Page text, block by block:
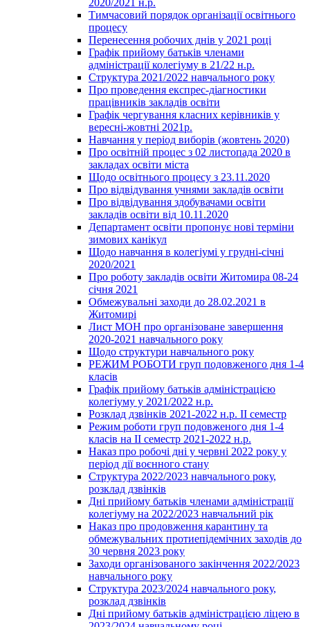
2020/2021 н.р.
Тимчасовий порядок організації освітнього
процесу
Перенесення робочих днів у 2021 році
Графік прийому батьків членами
адміністрації колегіуму в 21/22 н.р.
Структура 2021/2022 навчального року
Про проведення експрес-діагностики
працівників закладів освіти
Графік чергування класних керівників у
вересні-жовтні 2021р.
Навчання у період виборів (жовтень 2020)
Про освітній процес з 02 листопада 2020 в
закладах освіти міста
Щодо освітнього процесу з 23.11.2020
Про відвідування учнями закладів освіти
Про відвідування здобувачами освіти
закладів освіти від 10.11.2020
Департамент освіти пропонує нові терміни
зимових канікул
Щодо навчання в колегіумі у грудні-січні
2020/2021
Про роботу закладів освіти Житомира 08-24
січня 2021
Обмежувальні заходи до 28.02.2021 в
Житомирі
Лист МОН про організоване завершення
2020-2021 навчального року
Щодо структури навчального року
РЕЖИМ РОБОТИ груп подовженого дня 1-4
класів
Графік прийому батьків адміністрацією
колегіуму у 2021/2022 н.р.
Розклад дзвінків 2021-2022 н.р. ІІ семестр
Режим роботи груп подовженого дня 1-4
класів на ІІ семестр 2021-2022 н.р.
Наказ про робочі дні у червні 2022 року у
період дії воєнного стану
Структура 2022/2023 навчального року,
розклад дзвінків
Дні прийому батьків членами адміністрації
колегіуму на 2022/2023 навчальний рік
Наказ про продовження карантину та
обмежувальних протиепідемічних заходів до
30 червня 2023 року
Заходи організованого закінчення 2022/2023
навчального року
Структура 2023/2024 навчального року,
розклад дзвінків
Дні прийому батьків адміністрацією ліцею в